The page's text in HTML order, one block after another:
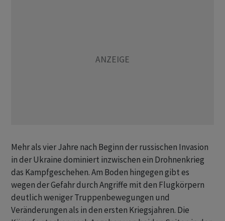
Mehr als vier Jahre nach Beginn der russischen Invasion
in der Ukraine dominiert inzwischen ein Drohnenkrieg
das Kampfgeschehen. Am Boden hingegen gibt es
wegen der Gefahr durch Angriffe mit den Flugkörpern
deutlich weniger Truppenbewegungen und
Veränderungen als in den ersten Kriegsjahren. Die